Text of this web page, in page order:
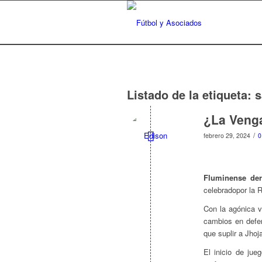
Listado de la etiqueta:
¿La
febrero 29, 2024 /
Fluminense
celebradopor la
Con la agónica
cambios en
que suplir a
El inicio de